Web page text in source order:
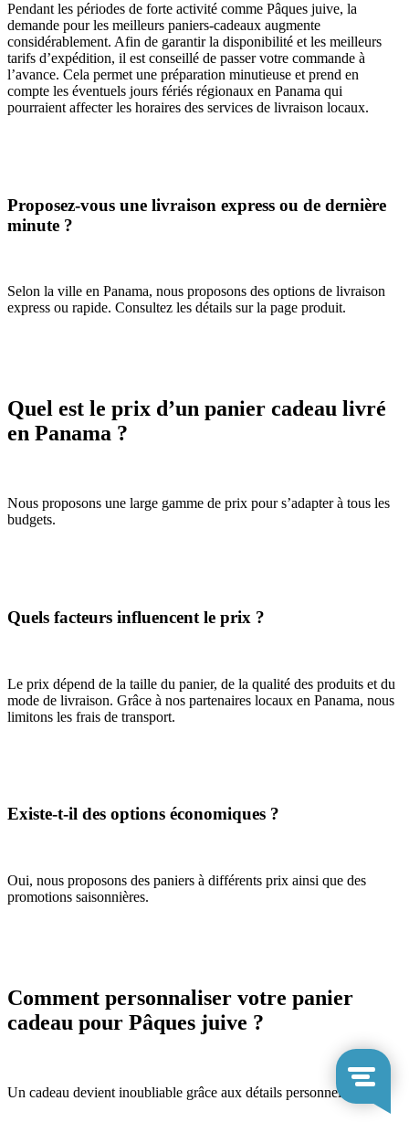
Pendant les périodes de forte activité comme Pâques juive, la
demande pour les meilleurs paniers-cadeaux augmente
considérablement. Afin de garantir la disponibilité et les meilleurs
tarifs d’expédition, il est conseillé de passer votre commande à
l’avance. Cela permet une préparation minutieuse et prend en
compte les éventuels jours fériés régionaux en Panama qui
pourraient affecter les horaires des services de livraison locaux.
Proposez-vous une livraison express ou de dernière
minute ?
Selon la ville en Panama, nous proposons des options de livraison
express ou rapide. Consultez les détails sur la page produit.
Quel est le prix d’un panier cadeau livré
en Panama ?
Nous proposons une large gamme de prix pour s’adapter à tous les
budgets.
Quels facteurs influencent le prix ?
Le prix dépend de la taille du panier, de la qualité des produits et du
mode de livraison. Grâce à nos partenaires locaux en Panama, nous
limitons les frais de transport.
Existe-t-il des options économiques ?
Oui, nous proposons des paniers à différents prix ainsi que des
promotions saisonnières.
Comment personnaliser votre panier
cadeau pour Pâques juive ?
Un cadeau devient inoubliable grâce aux détails personnels.